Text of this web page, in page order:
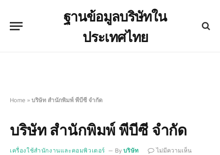
ฐานข้อมูลบริษัทใน
ประเทศไทย
Home » บริษัท สำนักพิมพ์ พีบีซี จำกัด
บริษัท สำนักพิมพ์ พีบีซี จำกัด
เครื่องใช้สำนักงานและคอมพิวเตอร์ By บริษัท
ไม่มีความเห็น